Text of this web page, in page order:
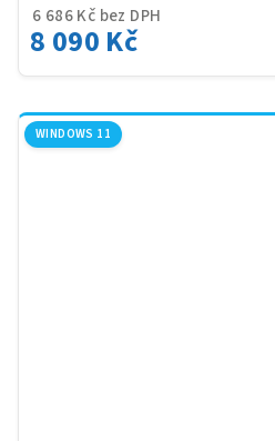
6 686 Kč bez DPH
8 090 Kč
WINDOWS 11